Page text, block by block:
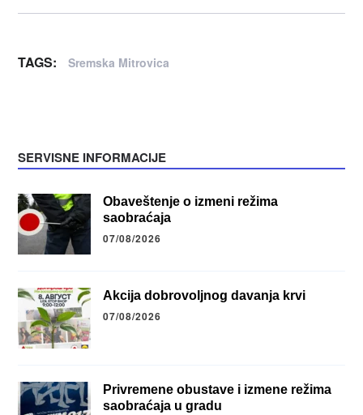
TAGS: Sremska Mitrovica
SERVISNE INFORMACIJE
Obaveštenje o izmeni režima
saobraćaja
07/08/2026
Akcija dobrovoljnog davanja krvi
07/08/2026
Privremene obustave i izmene režima
saobraćaja u gradu